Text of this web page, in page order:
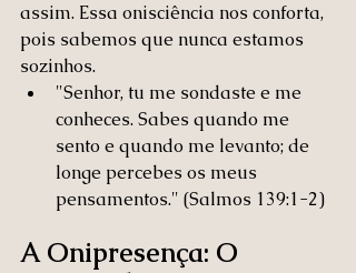
assim. Essa onisciência nos conforta,
pois sabemos que nunca estamos
sozinhos.
"Senhor, tu me sondaste e me
conheces. Sabes quando me
sento e quando me levanto; de
longe percebes os meus
pensamentos." (Salmos 139:1-2)
A Onipresença: O